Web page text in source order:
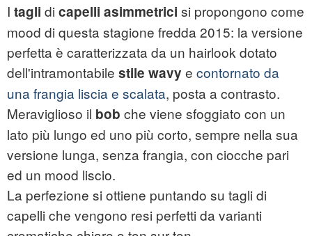
I tagli di capelli asimmetrici si propongono come
mood di questa stagione fredda 2015: la versione
perfetta è caratterizzata da un hairlook dotato
dell'intramontabile stile wavy e contornato da
una frangia liscia e scalata, posta a contrasto.
Meraviglioso il bob che viene sfoggiato con un
lato più lungo ed uno più corto, sempre nella sua
versione lunga, senza frangia, con ciocche pari
ed un mood liscio.
La perfezione si ottiene puntando su tagli di
capelli che vengono resi perfetti da varianti